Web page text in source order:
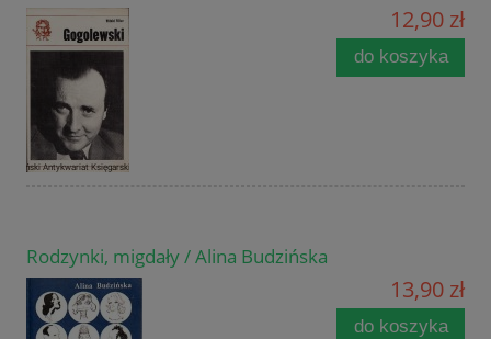
12,90 zł
do koszyka
Rodzynki, migdały / Alina Budzińska
13,90 zł
do koszyka